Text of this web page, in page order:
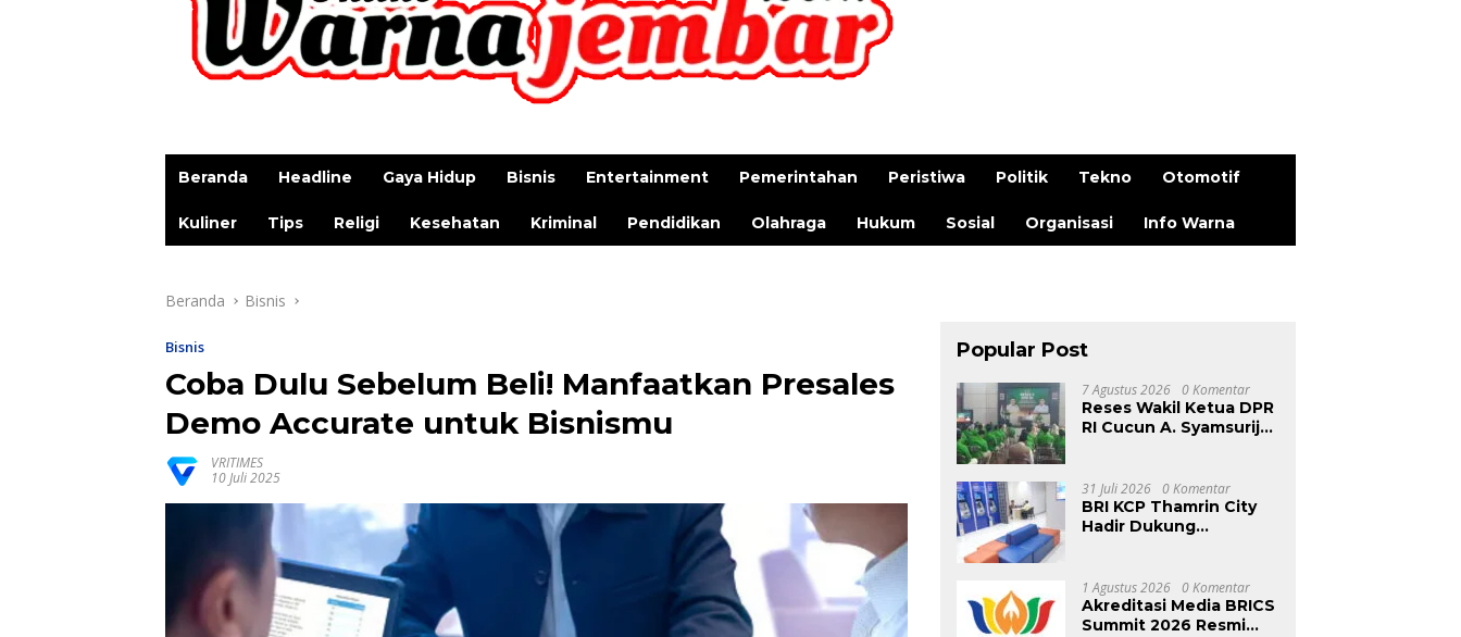
Beranda Headline Gaya Hidup Bisnis Entertainment Pemerintahan Peristiwa Politik Tekno Otomotif
Kuliner Tips Religi Kesehatan Kriminal Pendidikan Olahraga Hukum Sosial Organisasi Info Warna
Beranda Bisnis
Bisnis
Coba Dulu Sebelum Beli! Manfaatkan Presales
Demo Accurate untuk Bisnismu
VRITIMES
10 Juli 2025
Popular Post
7 Agustus 2026 0 Komentar
Reses Wakil Ketua DPR
RI Cucun A. Syamsurijal
Setiap Saat dan
Targetkan 1.000
Program Bedah Rumah
31 Juli 2026 0 Komentar
BRI KCP Thamrin City
Hadir Dukung
Pengunjung Pusat
Perdagangan Jakarta
Pusat
1 Agustus 2026 0 Komentar
Akreditasi Media BRICS
Summit 2026 Resmi